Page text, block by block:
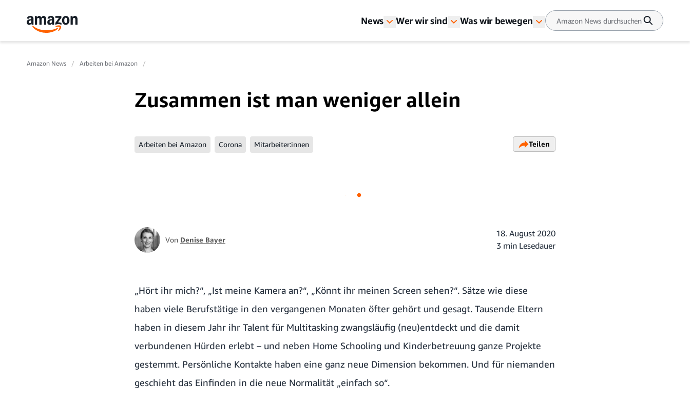
News Wer wir sind Was wir bewegen
Amazon News Arbeiten bei Amazon
Zusammen ist man weniger allein
Arbeiten bei Amazon Corona Mitarbeiter:innen Teilen
Von Denise Bayer
18. August 2020
3 min Lesedauer
„Hört ihr mich?“, „Ist meine Kamera an?“, „Könnt ihr meinen Screen sehen?“. Sätze wie diese
haben viele Berufstätige in den vergangenen Monaten öfter gehört und gesagt. Tausende Eltern
haben in diesem Jahr ihr Talent für Multitasking zwangsläufig (neu)entdeckt und die damit
verbundenen Hürden erlebt – und neben Home Schooling und Kinderbetreuung ganze Projekte
gestemmt. Persönliche Kontakte haben eine ganz neue Dimension bekommen. Und für niemanden
geschieht das Einfinden in die neue Normalität „einfach so“.